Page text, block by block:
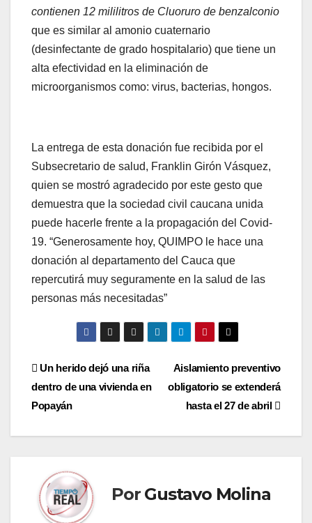
contienen 12 mililitros de Cluoruro de benzalconio
que es similar al amonio cuaternario
(desinfectante de grado hospitalario) que tiene un
alta efectividad en la eliminación de
microorganismos como: virus, bacterias, hongos.
La entrega de esta donación fue recibida por el
Subsecretario de salud, Franklin Girón Vásquez,
quien se mostró agradecido por este gesto que
demuestra que la sociedad civil caucana unida
puede hacerle frente a la propagación del Covid-
19. “Generosamente hoy, QUIMPO le hace una
donación al departamento del Cauca que
repercutirá muy seguramente en la salud de las
personas más necesitadas”
Navegación
de
entradas
Aislamiento preventivo
obligatorio se extenderá
hasta el 27 de abril
Un herido dejó una riña
dentro de una vivienda en
Popayán
Por Gustavo Molina